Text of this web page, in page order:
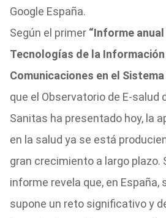
Google España.
Según el primer “Informe
Tecnologías de la Información
Comunicaciones en el
que el Observatorio de E-salud
Sanitas ha presentado hoy, la
en la salud ya se está
gran crecimiento a largo plazo.
informe revela que, en España,
supone un reto significativo y